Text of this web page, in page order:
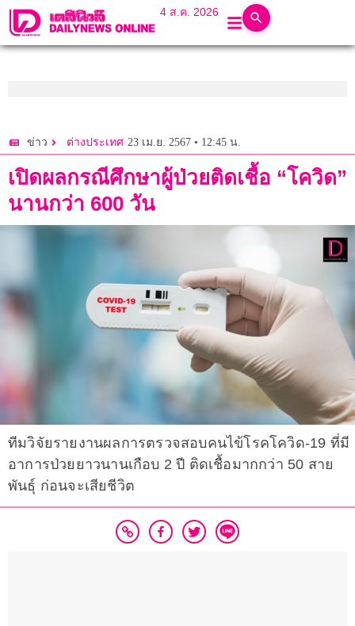
4 ส.ค. 2026
ข่าว ต่างประเทศ 23 เม.ย. 2567 • 12:45 น.
เปิดผลกรณีศึกษาผู้ป่วยติดเชื้อ “โควิด”
นานกว่า 600 วัน
ทีมวิจัยรายงานผลการตรวจสอบคนไข้โรคโควิด-19 ที่มี
อาการป่วยยาวนานเกือบ 2 ปี ติดเชื้อมากกว่า 50 สาย
พันธุ์ ก่อนจะเสียชีวิต